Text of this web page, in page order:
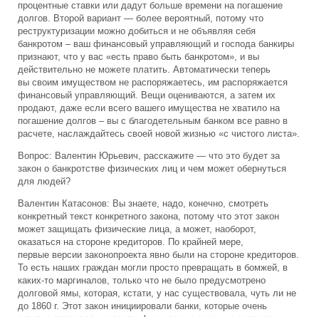
процентные ставки или дадут больше времени на погашение
долгов. Второй вариант — более вероятный, потому что
реструктуризации можно добиться и не объявляя себя
банкротом – ваш финансовый управляющий и господа банкиры
признают, что у вас «есть право быть банкротом», и вы
действительно не можете платить. Автоматически теперь
вы своим имуществом не распоряжаетесь, им распоряжается
финансовый управляющий. Вещи оцениваются, а затем их
продают, даже если всего вашего имущества не хватило на
погашение долгов – вы с благодетельным банком все равно в
расчете, наслаждайтесь своей новой жизнью «с чистого листа».
Вопрос: Валентин Юрьевич, расскажите — что это будет за
закон о банкротстве физических лиц и чем может обернуться
для людей?
Валентин Катасонов: Вы знаете, надо, конечно, смотреть
конкретный текст конкретного закона, потому что этот закон
может защищать физические лица, а может, наоборот,
оказаться на стороне кредиторов. По крайней мере,
первые версии законопроекта явно были на стороне кредиторов.
То есть наших граждан могли просто превращать в бомжей, в
каких-то маргиналов, только что не было предусмотрено
долговой ямы, которая, кстати, у нас существовала, чуть ли не
до 1860 г. Этот закон инициировали банки, которые очень